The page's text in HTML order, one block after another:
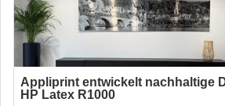
Appliprint entwickelt nachhaltige
HP Latex R1000